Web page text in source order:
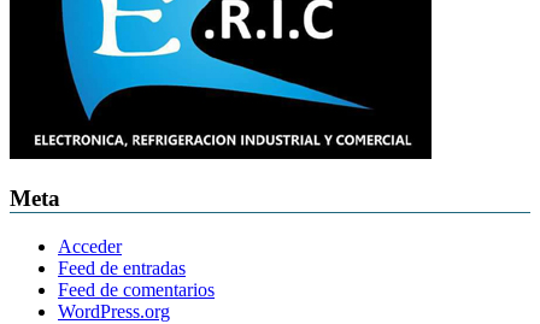
Meta
Acceder
Feed de entradas
Feed de comentarios
WordPress.org